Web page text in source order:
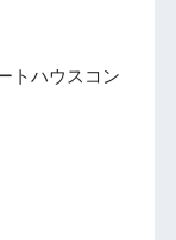
トハウスコン